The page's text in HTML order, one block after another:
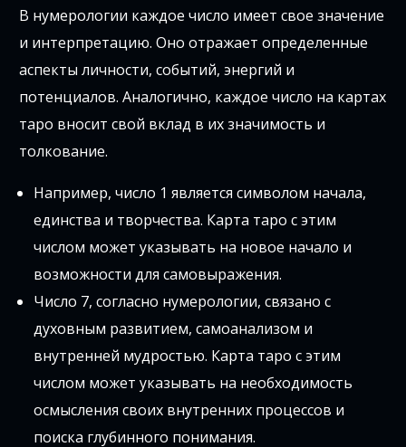
В нумерологии каждое число имеет свое значение
и интерпретацию. Оно отражает определенные
аспекты личности, событий, энергий и
потенциалов. Аналогично, каждое число на картах
таро вносит свой вклад в их значимость и
толкование.
Например, число 1 является символом начала,
единства и творчества. Карта таро с этим
числом может указывать на новое начало и
возможности для самовыражения.
Число 7, согласно нумерологии, связано с
духовным развитием, самоанализом и
внутренней мудростью. Карта таро с этим
числом может указывать на необходимость
осмысления своих внутренних процессов и
поиска глубинного понимания.